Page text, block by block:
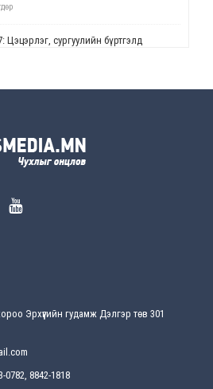
Цэцэрлэг, сургуулийн бүртгэлд
өгөөжөөрөө ажлаа үнэлж, хэрэгжилтээ
комисс өвөлжилтийн бэлтгэл,
хороо Эрхүүгийн гудамж Дэлгэр төв 301
0782, 8842-1818